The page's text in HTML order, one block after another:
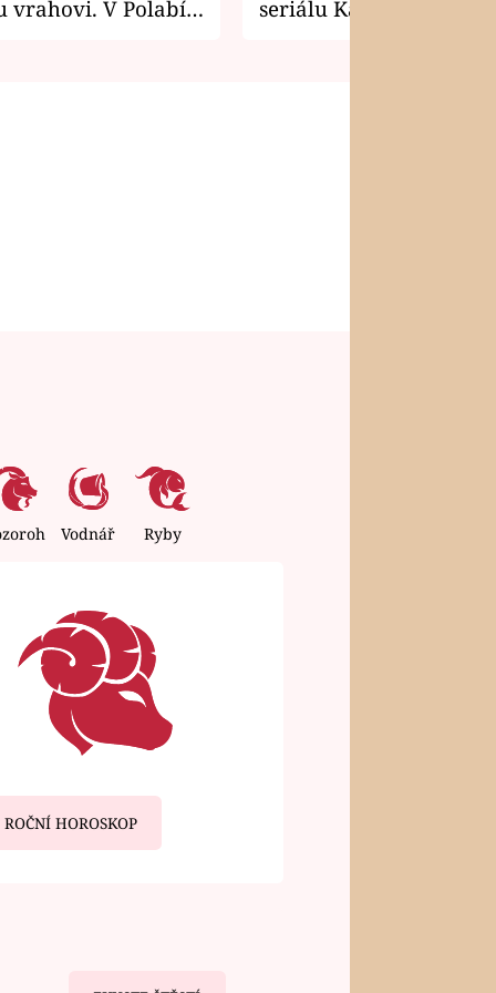
vrahovi. V Polabí
seriálu Kamarádi
Vodnář Ryby
ROČNÍ HOROSKOP